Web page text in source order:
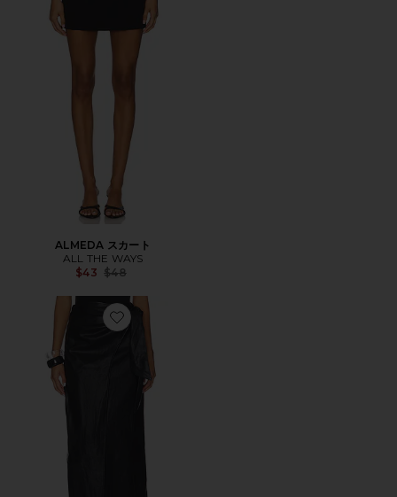
ALMEDA スカート
ALL THE WAYS
$43 Previous price:
$48
Favorite KASSIDY スカート